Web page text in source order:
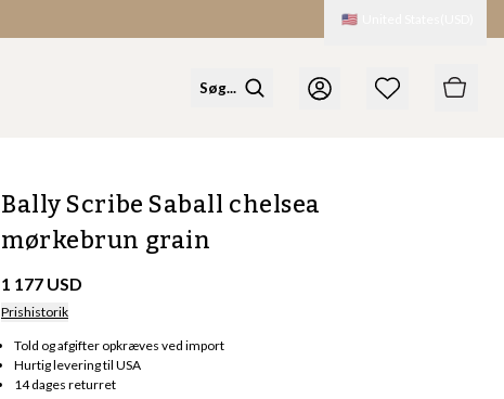
🇺🇸
Bally Scribe Saball chelsea
mørkebrun grain
1 177 USD
Prishistorik
Told og afgifter opkræves ved import
Hurtig levering til USA
14 dages returret